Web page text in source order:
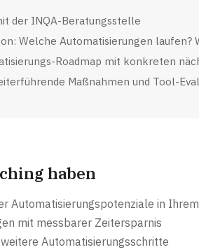
der INQA-Beratungsstelle
Welche Automatisierungen laufen?
Roadmap mit konkreten
Maßnahmen und Tool-
haben
Automatisierungspotenziale in
mit messbarer Zeitersparnis
Automatisierungsschritte